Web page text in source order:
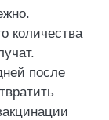
количества
после